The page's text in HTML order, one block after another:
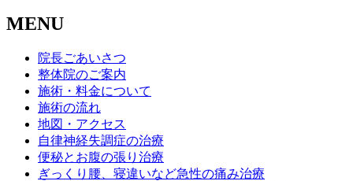
MENU
院長ごあいさつ
整体院のご案内
施術・料金について
施術の流れ
地図・アクセス
自律神経失調症の治療
便秘とお腹の張り治療
ぎっくり腰、寝違いなど急性の痛み治療